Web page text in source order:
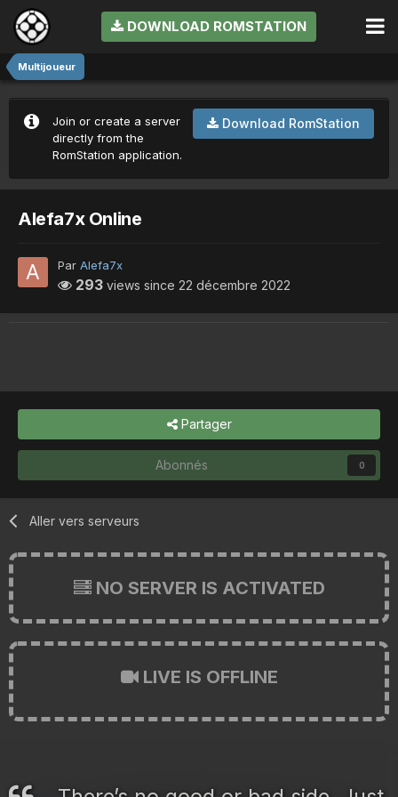
DOWNLOAD ROMSTATION
Multijoueur
Download RomStation
Join or create a server
directly from the
RomStation application.
Alefa7x Online
Par Alefa7x
293 views since 22 décembre 2022
Partager
Abonnés 0
Aller vers serveurs
NO SERVER IS ACTIVATED
LIVE IS OFFLINE